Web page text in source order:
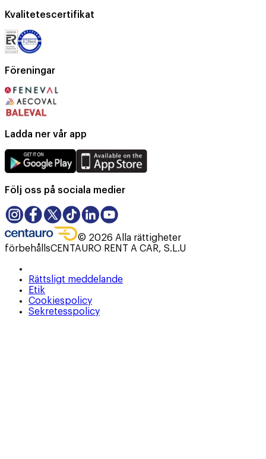
Kvalitetescertifikat
Föreningar
Ladda ner vår app
Följ oss på sociala medier
© 2026 Alla rättigheter
förbehållsCENTAURO RENT A CAR, S.L.U
Rättsligt meddelande
Etik
Cookiespolicy
Sekretesspolicy